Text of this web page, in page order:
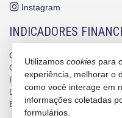
Instagram
INDICADORES
CUB /
CUB /SCvariação
Poupança
Dólar Comercial
R$
Euro
R$
Utilizamos cookies para
experiência, melhorar o
como você interage em
informações coletadas
formulários.